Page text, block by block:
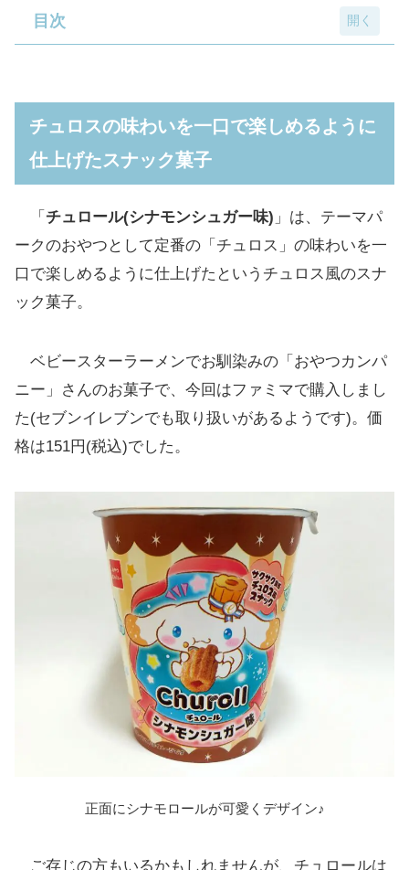
目次
上げたスナック菓子
チュロス風の帽子を被ったシナモンがキュー
ト!
はチュロスっぽい
カロリーは1カップ当り175kcal
シナモロール好きはもちろん、サクサク食感
チュロスの味わいを一口で楽しめるように
仕上げたスナック菓子
「 チュロール(シナモンシュガー味) 」は、テーマパ
ークのおやつとして定番の「チュロス」の味わいを一
口で楽しめるように仕上げたというチュロス風のスナ
ック菓子。
ベビースターラーメンでお馴染みの「おやつカンパ
ニー」さんのお菓子で、今回はファミマで購入しまし
た(セブンイレブンでも取り扱いがあるようです)。価
格は151円(税込)でした。
正面にシナモロールが可愛くデザイン♪
ご存じの方もいるかもしれませんが、チュロールは